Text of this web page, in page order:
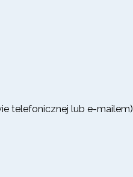
telefonicznej lub e-mailem)